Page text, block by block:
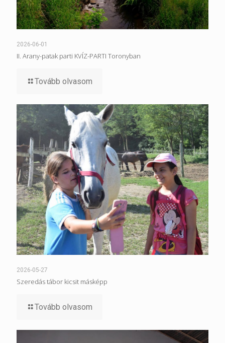
2026-06-01
II. Arany-patak parti KVÍZ-PARTI Toronyban
Tovább olvasom
2026-05-27
Szeredás tábor kicsit másképp
Tovább olvasom